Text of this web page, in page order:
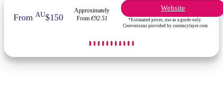
From AU$150
Approximately
From €92.51
Website
*Estimated prices, use as a guide only.
Conversions provided by currencylayer.com